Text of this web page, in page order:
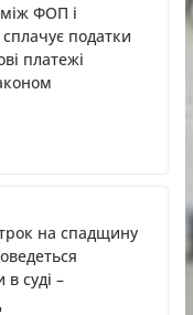
ФОП і
податки
платежі
на спадщину
в суді –